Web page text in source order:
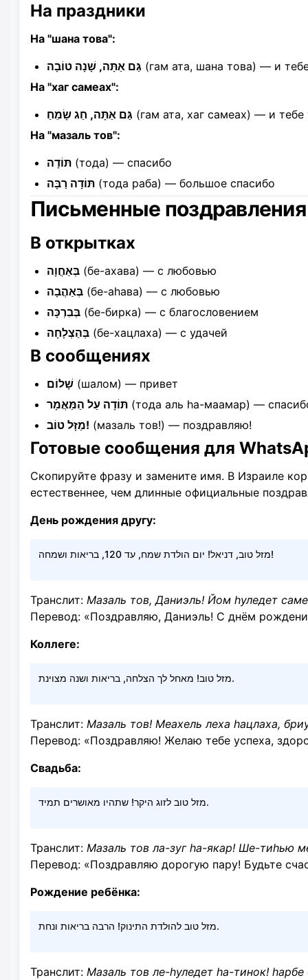
На праздники
На "шана това":
גַּם אַתָּה, שָׁנָה טוֹבָה (гам ата, шана това) — и
На "хаг самеах":
גַּם אַתָּה, חַג שָׂמֵחַ (гам ата, хаг самеах) — и
На "мазаль тов":
תּוֹדָה (тода) — спасибо
תּוֹדָה רַבָּה (тода раба) — большое спасибо
Письменные поздравления
В открытках
בְּאַחֲוָה (бе-ахава) — с любовью
בְּאַהֲבָה (бе-аhава) — с любовью
בְּבִרְכָּה (бе-бирка) — с благословением
בְּהַצְלָחָה (бе-хацлаха) — с удачей
В сообщениях
שָׁלוֹם (шалом) — привет
תּוֹדָה עַל הַמַּאֲמָר (тода аль hа-маамар) —
מַזָּל טוֹב! (мазаль тов!) — поздравляю!
Готовые сообщения для
Скопируйте фразу и замените имя. В Израиле
естественнее, чем длинные официальные
День рождения другу:
מזל טוב, דניאל! יום הולדת שמח, עד 120, בריאות ושמחה!
Транслит: Мазаль тов, Даниэль! Йом hуледет
Перевод: «Поздравляю, Даниэль! С днём
Коллеге:
מזל טוב! מאחל לך הצלחה, בריאות ושנה מצוינת.
Транслит: Мазаль тов! Меахель леха hацлаха,
Перевод: «Поздравляю! Желаю тебе успеха,
Свадьба:
מזל טוב לזוג היקר! שתהיו מאושרים תמיד.
Транслит: Мазаль тов ла-зуг hа-якар! Ше-тиhью
Перевод: «Поздравляю дорогую пару! Будьте
Рождение ребёнка:
מזל טוב להולדת התינוק! הרבה בריאות ונחת.
Транслит: Мазаль тов ле-hуледет hа-тинок! hарбе